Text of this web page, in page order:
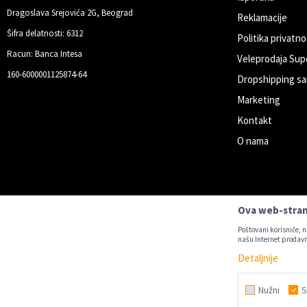
Dragoslava Srejovića 2G, Beograd
Šifra delatnosti: 6312
Racun: Banca Intesa
160-6000001125874-64
Reklamacije
Politika
Veleprodaja
Dropshipping
Marketing
Kontakt
O nama
Nastojimo da budemo što
Svi artikli
Ova web-
Poštovani korisniče,
našu Internet
Detaljnije
Nužni